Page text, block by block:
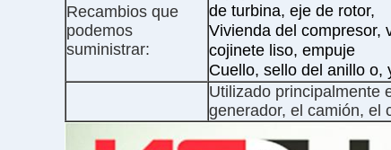
Recambios que
podemos
suministrar:
de turbina, eje de rotor,
Vivienda del compresor,
cojinete liso, empuje
Cuello, sello del anillo o,
Utilizado principalmente
generador, el camión, el